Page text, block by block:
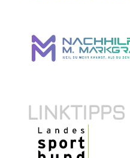
LINKTIPPS